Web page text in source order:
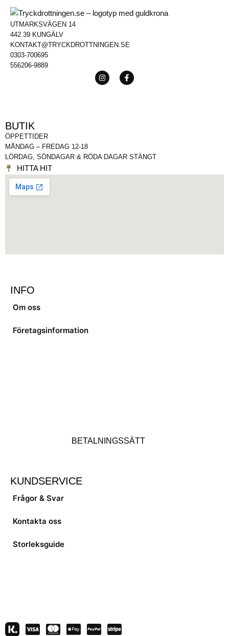
UTMARKSVÄGEN 14
442 39 KUNGÄLV
KONTAKT@TRYCKDROTTNINGEN.SE
0303-700695
556206-9889
BUTIK
ÖPPETTIDER
MÅNDAG – FREDAG 12-18
LÖRDAG, SÖNDAGAR & RÖDA DAGAR STÄNGT
HITTA HIT
INFO
Om oss
Företagsinformation
BETALNINGSSÄTT
KUNDSERVICE
Frågor & Svar
Kontakta oss
Storleksguide